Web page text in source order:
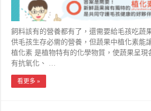
飼料該有的營養都有了，還需要給毛孩吃蔬
供毛孩生存必需的營養，但蔬果中植化素
植化素 是植物特有的化學物質，使蔬果呈現
有抗氧化、 …
看更多 »